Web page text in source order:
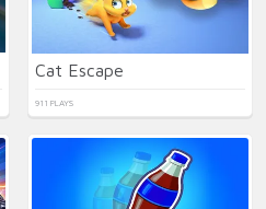
Cat Escape
911 PLAYS